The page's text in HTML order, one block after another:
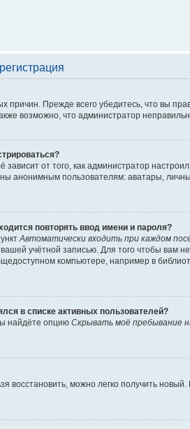
причин. Прежде всего убедитесь, что вы
возможно, что администратор
зависит от того, как администратор
анонимным пользователям: аватары,
повторять ввод имени и пароля?
Автоматически входить при каждом
вашей учётной записью. Для того чтобы
компьютере, например в
в списке активных пользователей?
найдёте опцию Скрывать моё пребывание
восстановить, можно легко получить